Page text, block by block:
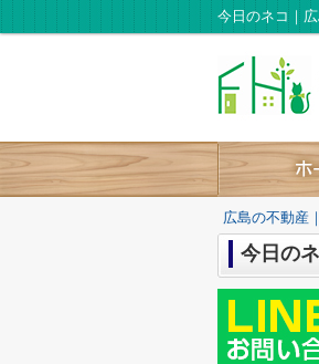
今日のネコ｜
広島の不動産
今日の